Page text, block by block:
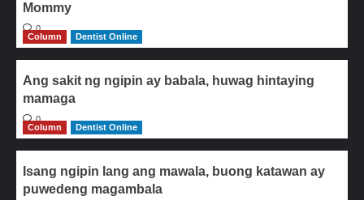
Mommy
0
Column
Dentist Online
Ang sakit ng ngipin ay babala, huwag hintaying
mamaga
0
Column
Dentist Online
Isang ngipin lang ang mawala, buong katawan ay
puwedeng magambala